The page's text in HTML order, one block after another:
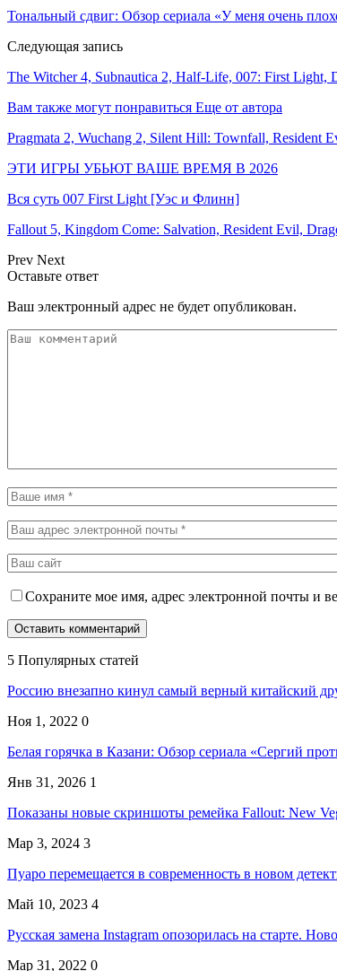
Тональный сдвиг: Обзор сериала «У меня очень
Следующая запись
The Witcher 4, Subnautica 2, Half-Life, 007: First
Вам также могут понравиться Еще от автора
Pragmata 2, Wuchang 2, Silent Hill: Townfall,
ЭТИ ИГРЫ УБЬЮТ ВАШЕ ВРЕМЯ В 2026
Вся суть 007 First Light [Уэс и Флинн]
Fallout 5, Kingdom Come: Salvation, Resident Evil,
Prev Next
Оставьте ответ
Ваш электронный адрес не будет опубликован.
Сохраните мое имя, адрес электронной почты и
5 Популярных статей
Россию внезапно кинул самый верный китайский
Ноя 1, 2022 0
Белая горячка в Казани: Обзор сериала «Сергий
Янв 31, 2026 1
Показаны новые скриншоты ремейка Fallout: New
Мар 3, 2024 3
Пуаро перемещается в современность в новом
Май 10, 2023 4
Русская замена Instagram опозорилась на старте.
Мар 31, 2022 0